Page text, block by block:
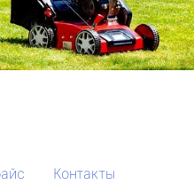
Контакты